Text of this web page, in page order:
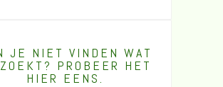
JE NIET VINDEN WAT
PROBEER HET
HIER EENS.